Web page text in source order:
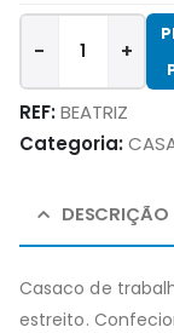
- +
REF:BEATRIZ
Categoria:
DESCRIÇÃO
Casaco de
estreito.